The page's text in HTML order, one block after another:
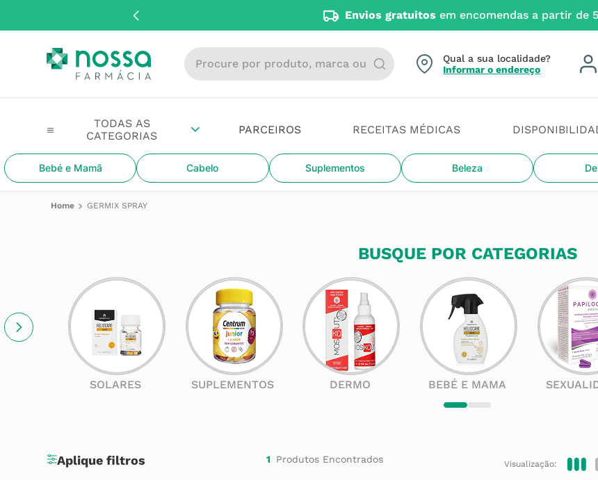
Envios gratuitos em encomendas a partir de
Procure por produto, marca ou categoria
PARCEIROS RECEITAS MÉDICAS
Bebé e Mamã Cabelo Suplementos Beleza
Qual a sua localidade?
Informar o endereço
GERMIX SPRAY
BUSQUE POR CATEGORIAS
SOLARES SUPLEMENTOS DERMO BEBÉ E MAMA
1 Visualização: